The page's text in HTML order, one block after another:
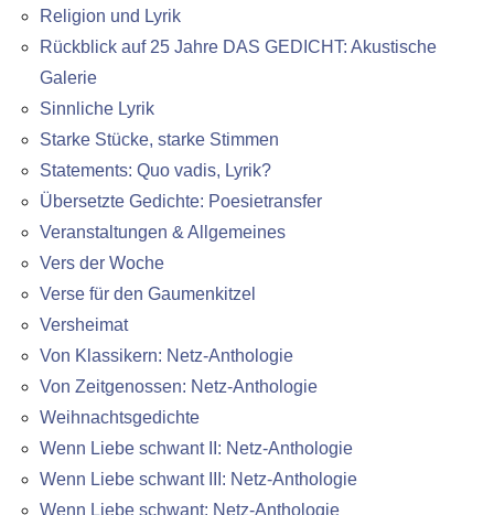
Religion und Lyrik
Rückblick auf 25 Jahre DAS GEDICHT: Akustische
Galerie
Sinnliche Lyrik
Starke Stücke, starke Stimmen
Statements: Quo vadis, Lyrik?
Übersetzte Gedichte: Poesietransfer
Veranstaltungen & Allgemeines
Vers der Woche
Verse für den Gaumenkitzel
Versheimat
Von Klassikern: Netz-Anthologie
Von Zeitgenossen: Netz-Anthologie
Weihnachtsgedichte
Wenn Liebe schwant II: Netz-Anthologie
Wenn Liebe schwant III: Netz-Anthologie
Wenn Liebe schwant: Netz-Anthologie